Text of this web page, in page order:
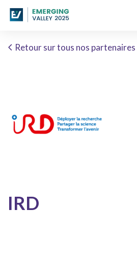
Retour sur tous nos partenaires
IRD